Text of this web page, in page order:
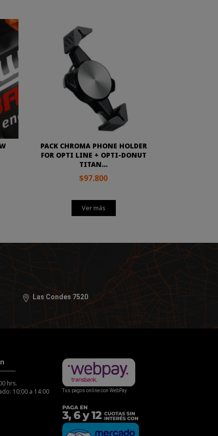
PACK CHROMA PHONE HOLDER
FOR OPTI LINE + OPTI-DONUT
TITAN...
$97.800
Ver más
Las Condes 7520
hrs.
10:00 a 14:00
Tus pagos online con WebPay